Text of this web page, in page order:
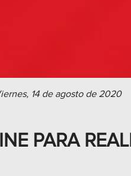
14 de agosto de 2020
PARA